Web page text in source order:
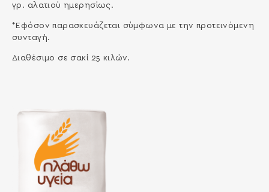
γρ. αλατιού ηµερησίως.
*Εφόσον παρασκευάζεται σύµφωνα µε την προτεινόµενη
συνταγή.
Διαθέσιμο σε σακί 25 κιλών.